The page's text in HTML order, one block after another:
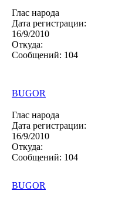
Глас народа
Дата регистрации:
16/9/2010
Откуда:
Сообщений: 104
BUGOR
Глас народа
Дата регистрации:
16/9/2010
Откуда:
Сообщений: 104
BUGOR